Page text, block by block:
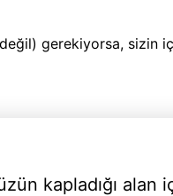
gerekiyorsa, sizin
kapladığı alan